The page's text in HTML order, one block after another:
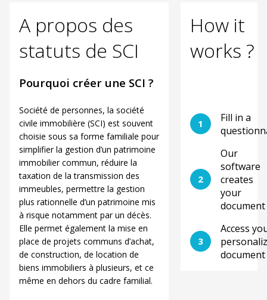
A propos des
statuts de SCI
Pourquoi créer une SCI ?
Société de personnes, la société
civile immobilière (SCI) est souvent
choisie sous sa forme familiale pour
simplifier la gestion d’un patrimoine
immobilier commun, réduire la
taxation de la transmission des
immeubles, permettre la gestion
plus rationnelle d’un patrimoine mis
à risque notamment par un décès.
Elle permet également la mise en
place de projets communs d’achat,
de construction, de location de
biens immobiliers à plusieurs, et ce
même en dehors du cadre familial.
How it
works ?
1
Fill in a
2
Our
software
creates
your
document
3
Access
document